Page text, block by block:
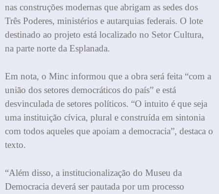
nas construções modernas que abrigam as sedes dos
Três Poderes, ministérios e autarquias federais. O lote
destinado ao projeto está localizado no Setor Cultura,
na parte norte da Esplanada.
Em nota, o Minc informou que a obra será feita “com a
união dos setores democráticos do país” e está
desvinculada de setores políticos. “O intuito é que seja
uma instituição cívica, plural e construída em sintonia
com todos aqueles que apoiam a democracia”, destaca o
texto.
“Além disso, a institucionalização do Museu da
Democracia deverá ser pautada por um processo